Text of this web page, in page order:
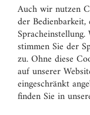
Ständige
Malerei
Skulpturen
Graphik
Angewandte Kunst
Auch wir nutzen
der
stimmen Sie der
zu. Ohne diese
auf unserer
eingeschränkt
finden Sie in